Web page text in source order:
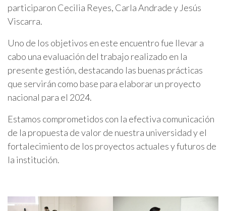
participaron Cecilia Reyes, Carla Andrade y Jesús
Viscarra.
Uno de los objetivos en este encuentro fue llevar a
cabo una evaluación del trabajo realizado en la
presente gestión, destacando las buenas prácticas
que servirán como base para elaborar un proyecto
nacional para el 2024.
Estamos comprometidos con la efectiva comunicación
de la propuesta de valor de nuestra universidad y el
fortalecimiento de los proyectos actuales y futuros de
la institución.